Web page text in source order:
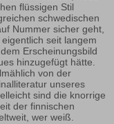
flüssigen Stil
schwedischen
Nummer sicher geht,
seit langem
Erscheinungsbild
hinzugefügt hätte.
von der
unseres
sind die knorrige
der finnischen
wer weiß.